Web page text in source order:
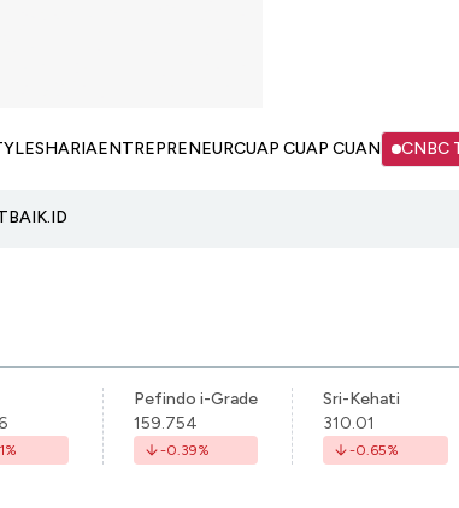
SHARIAENTREPRENEURCUAP CUAP CUAN CNBC
%
Pefindo i-Grade
159.754
-0.39%
Sri-Kehati
310.01
-0.65%